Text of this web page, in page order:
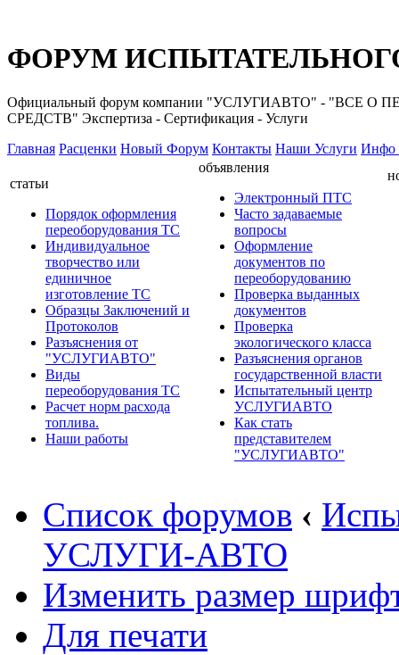
ФОРУМ
Официальный форум компании "УСЛУГИАВТО" -
СРЕДСТВ" Экспертиза - Сертификация - Услуги
Главная Расценки Новый Форум Контакты Наши Услуги Инфо
статьи
Порядок оформления
переоборудования ТС
Индивидуальное
творчество или
единичное
изготовление ТС
Образцы Заключений и
Протоколов
Разъяснения от
"УСЛУГИАВТО"
Виды
переоборудования ТС
Расчет норм расхода
топлива.
Наши работы
объявления
Электронный ПТС
Часто задаваемые
вопросы
Оформление
документов по
переоборудованию
Проверка выданных
документов
Проверка
экологического класса
Разъяснения органов
государственной власти
Испытательный центр
УСЛУГИАВТО
Как стать
представителем
"УСЛУГИАВТО"
Список форумов ‹
УСЛУГИ-АВТО
Изменить размер
Для печати